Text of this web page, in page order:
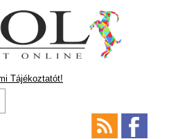
Tájékoztatót!